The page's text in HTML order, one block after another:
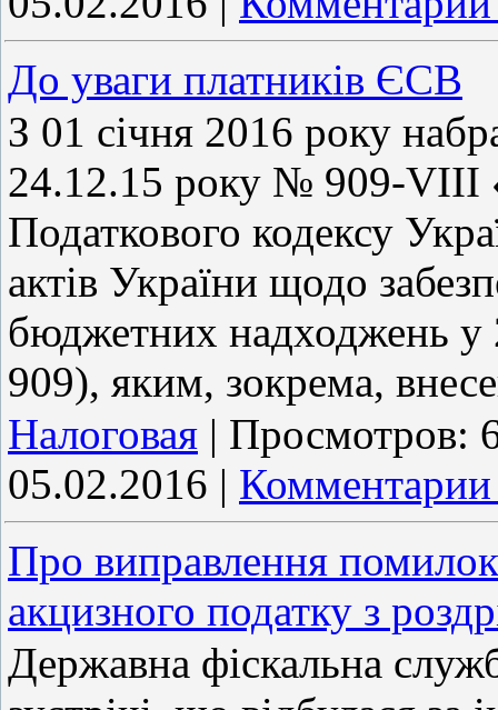
До уваги платників ЄСВ
З 01 січня 2016 року
24.12.15 року № 909-VIIІ
Податкового кодексу
актів України щодо
бюджетних надходжень у
909), яким, зокрема,
Налоговая | Просмотров:
05.02.2016 |
Про виправлення помилок
акцизного податку з
Державна фіскальна